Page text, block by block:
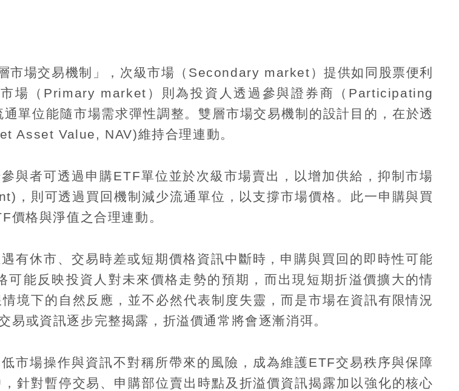
市場交易機制」，次級市場（ Secondary market ）提供如同股票便利
場（ Primary market ）則為投資人透過參與證券商（ Participating
通單位能隨市場需求彈性調整。雙層市場交易機制的設計目的，在於透
Asset Value, NAV)維持合理連動。
參與者可透過申購ETF單位並於次級市場賣出，以增加供給，抑制市場
，則可透過買回機制減少流通單位，以支撐市場價格。此一申購與買
價格與淨值之合理連動。
有休市、交易時差或短期價格資訊中斷時，申購與買回的即時性可能
能反映投資人對未來價格走勢的預期，而出現短期折溢價擴大的情
境下的自然反應，並不必然代表制度失靈，而是市場在資訊有限情況
或資訊逐步完整揭露，折溢價通常將會逐漸消弭。
市場操作與資訊不對稱所帶來的風險，成為維護ETF交易秩序與保障
針對暫停交易、申購部位賣出時點及折溢價資訊揭露加以強化的核心